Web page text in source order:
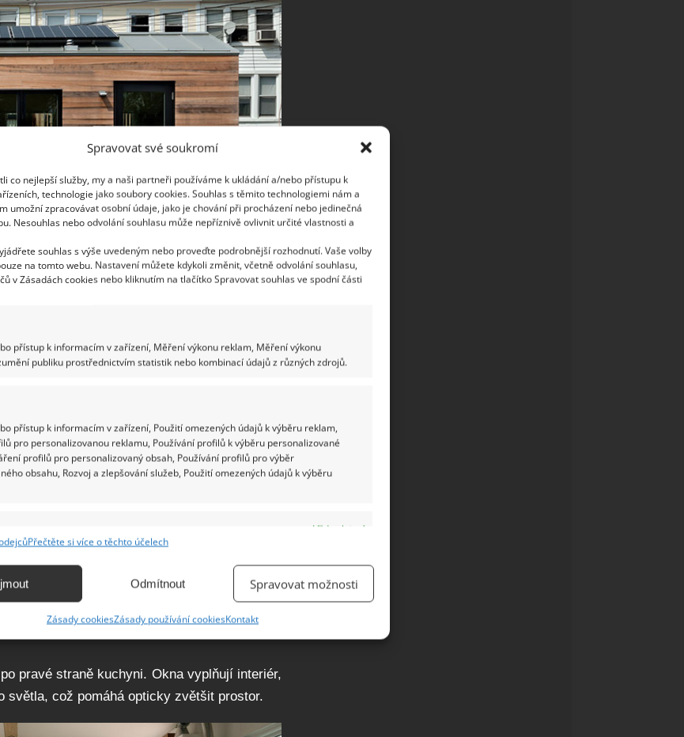
Spravovat své soukromí
co nejlepší služby, my a naši partneři používáme k ukládání a/nebo přístupu k
technologie jako soubory cookies. Souhlas s těmito technologiemi nám a
umožní zpracovávat osobní údaje, jako je chování při procházení nebo jedinečná
Nesouhlas nebo odvolání souhlasu může nepříznivě ovlivnit určité vlastnosti a
souhlas s výše uvedeným nebo proveďte podrobnější rozhodnutí. Vaše volby
na tomto webu. Nastavení můžete kdykoli změnit, včetně odvolání souhlasu,
v Zásadách cookies nebo kliknutím na tlačítko Spravovat souhlas ve spodní části
přístup k informacím v zařízení, Měření výkonu reklam, Měření výkonu
publiku prostřednictvím statistik nebo kombinací údajů z různých zdrojů.
přístup k informacím v zařízení, Použití omezených údajů k výběru reklam,
pro personalizovanou reklamu, Používání profilů k výběru personalizované
profilů pro personalizovaný obsah, Používání profilů pro výběr
obsahu, Rozvoj a zlepšování služeb, Použití omezených údajů k výběru
Vždy aktivní
na základě automaticky přenášených informací.
vyžádaných informací.
předcházení a zjišťování podvodů a
chyb, Poskytování a zobrazování reklamy a obsahu,
sdělování voleb ochrany osobních údajů.
Přečtěte si více o těchto účelech
Odmítnout Spravovat možnosti
Zásady cookiesZásady používání cookiesKontakt
pravé straně kuchyni. Okna vyplňují interiér,
světla, což pomáhá opticky zvětšit prostor.